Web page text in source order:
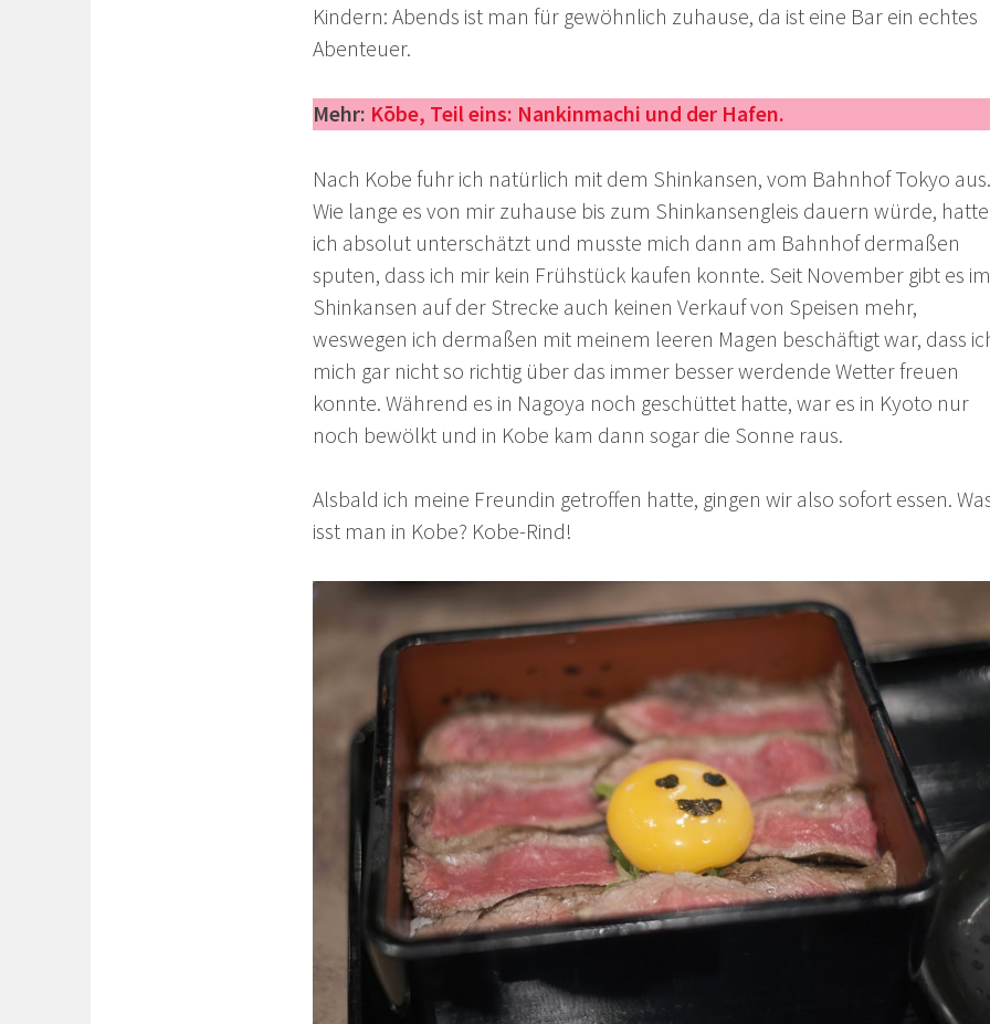
Kindern: Abends ist man für gewöhnlich zuhause, da ist eine Bar ein echtes
Abenteuer.
Mehr: Kōbe, Teil eins: Nankinmachi und der Hafen.
Nach Kobe fuhr ich natürlich mit dem Shinkansen, vom Bahnhof Tokyo aus.
Wie lange es von mir zuhause bis zum Shinkansengleis dauern würde, hatte
ich absolut unterschätzt und musste mich dann am Bahnhof dermaßen
sputen, dass ich mir kein Frühstück kaufen konnte. Seit November gibt es im
Shinkansen auf der Strecke auch keinen Verkauf von Speisen mehr,
weswegen ich dermaßen mit meinem leeren Magen beschäftigt war, dass
mich gar nicht so richtig über das immer besser werdende Wetter freuen
konnte. Während es in Nagoya noch geschüttet hatte, war es in Kyoto nur
noch bewölkt und in Kobe kam dann sogar die Sonne raus.
Alsbald ich meine Freundin getroffen hatte, gingen wir also sofort essen.
isst man in Kobe? Kobe-Rind!